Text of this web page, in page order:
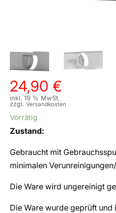
24,90 €
inkl. 19 % MwSt.
zzgl. Versandkosten
Vorrätig
Zustand:
Gebraucht mit
minimalen
Die Ware wird ungereinigt
Die Ware wurde geprüft